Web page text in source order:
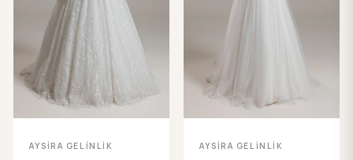
AYSIRA GELINLIK
AYSIRA GELINLIK